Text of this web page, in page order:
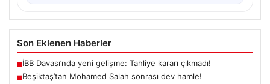
Son Eklenen Haberler
■İBB Davası’nda yeni gelişme: Tahliye kararı çıkmadı!
■Beşiktaş’tan Mohamed Salah sonrası dev hamle!